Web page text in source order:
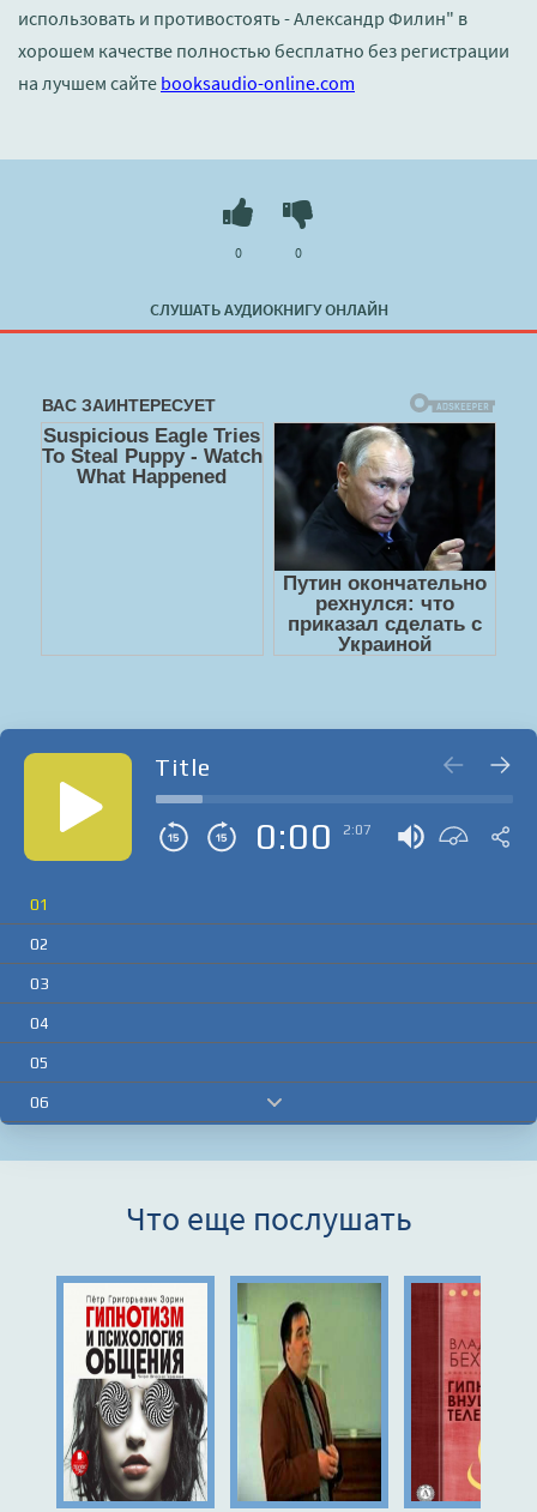
использовать и противостоять - Александр Филин" в
хорошем качестве полностью бесплатно без регистрации
на лучшем сайте booksaudio-online.com
СЛУШАТЬ АУДИОКНИГУ ОНЛАЙН
0 0
Title
0:00 2:07
01
02
03
04
05
06
Что еще послушать